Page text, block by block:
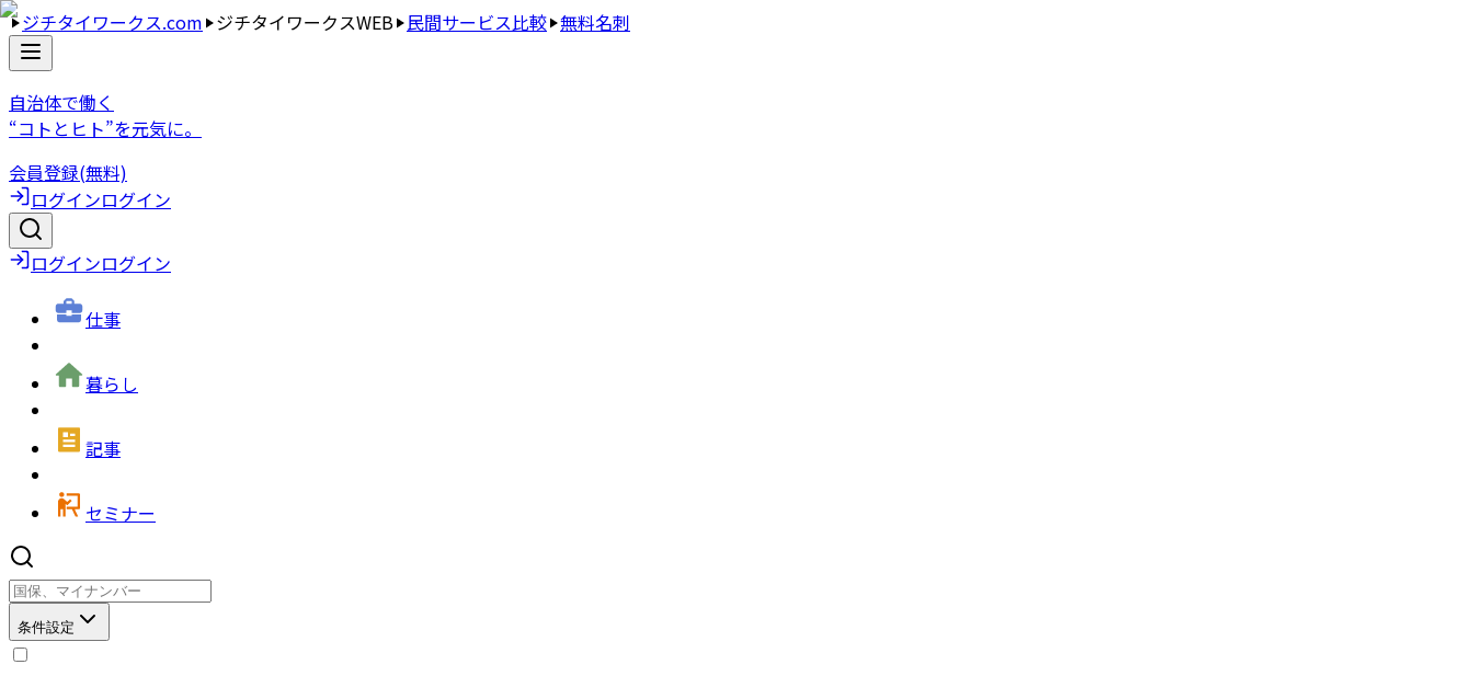
ジチタイワークス.com ジチタイワークスWEB 民間サービス比較 無料名刺
自治体で働く
“コトとヒト”を元気に。
会員登録(無料)
ログインログイン
ログインログイン
仕事
暮らし
記事
セミナー
条件設定